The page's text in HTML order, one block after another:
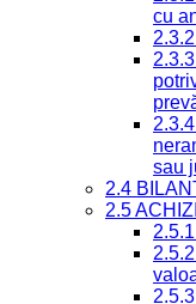
cu
sau
2.4
2.5